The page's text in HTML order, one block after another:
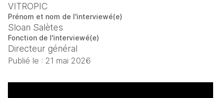
VITROPIC
Prénom et nom de l'interviewé(e)
Sloan Salètes
Fonction de l'interviewé(e)
Directeur général
Publié le : 21 mai 2026